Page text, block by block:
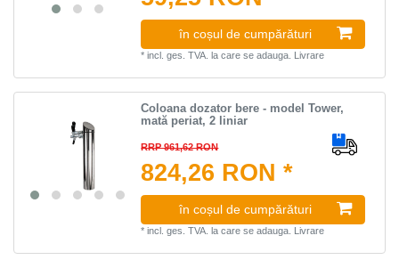
în coșul de cumpărături
*incl. ges. TVA. la care se adauga. Livrare
Coloana dozator bere - model Tower,
mată periat, 2 liniar
RRP 961,62 RON
824,26 RON *
în coșul de cumpărături
*incl. ges. TVA. la care se adauga. Livrare